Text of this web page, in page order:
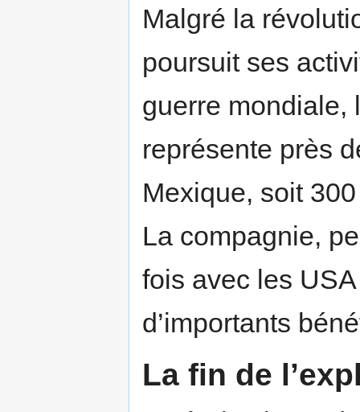
Malgré la
poursuit ses
guerre mondiale,
représente près
Mexique, soit
La compagnie,
fois avec les
d’importants
La fin de